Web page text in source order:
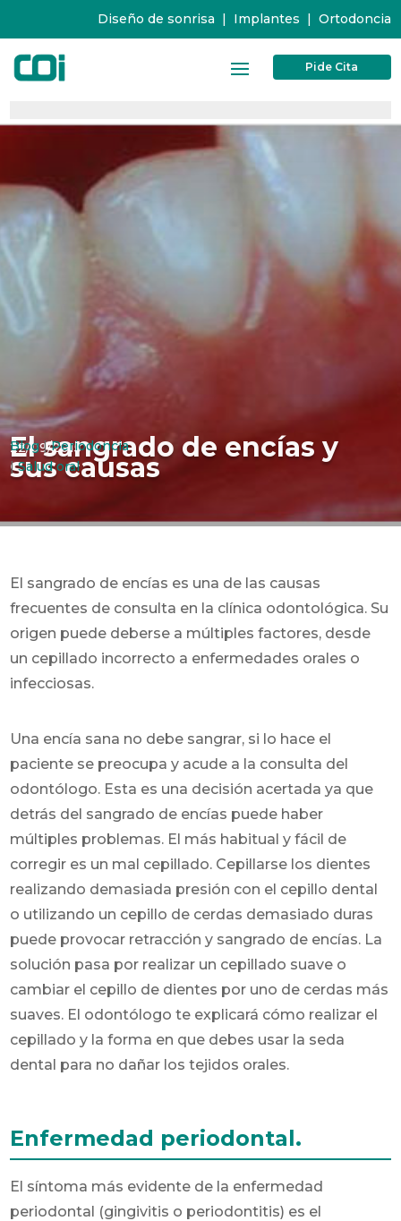
Diseño de sonrisa | Implantes | Ortodoncia
Pide Cita
El sangrado de encías y
sus causas
22/09/2015
Blog|Periodoncia
|Salud oral
El sangrado de encías es una de las causas
frecuentes de consulta en la clínica odontológica. Su
origen puede deberse a múltiples factores, desde
un cepillado incorrecto a enfermedades orales o
infecciosas.
Una encía sana no debe sangrar, si lo hace el
paciente se preocupa y acude a la consulta del
odontólogo. Esta es una decisión acertada ya que
detrás del sangrado de encías puede haber
múltiples problemas. El más habitual y fácil de
corregir es un mal cepillado. Cepillarse los dientes
realizando demasiada presión con el cepillo dental
o utilizando un cepillo de cerdas demasiado duras
puede provocar retracción y sangrado de encías. La
solución pasa por realizar un cepillado suave o
cambiar el cepillo de dientes por uno de cerdas más
suaves. El odontólogo te explicará cómo realizar el
cepillado y la forma en que debes usar la seda
dental para no dañar los tejidos orales.
Enfermedad periodontal.
El síntoma más evidente de la enfermedad
periodontal (gingivitis o periodontitis) es el